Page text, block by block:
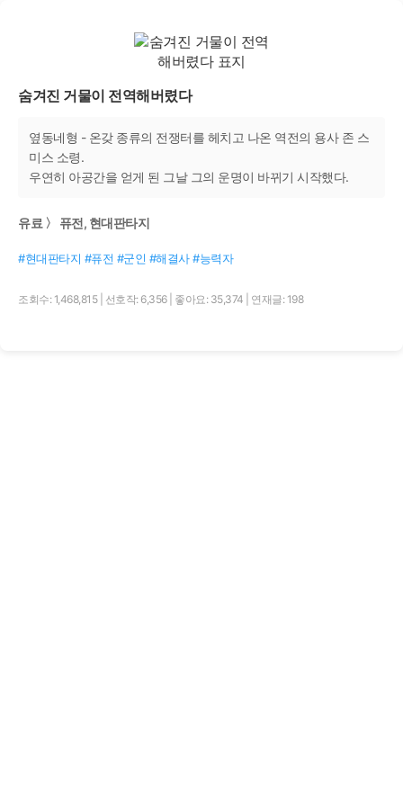
숨겨진 거물이 전역해버렸다
옆동네형 - 온갖 종류의 전쟁터를 헤치고 나온 역전의 용사 존 스
미스 소령.
우연히 아공간을 얻게 된 그날 그의 운명이 바뀌기 시작했다.
유료 〉 퓨전, 현대판타지
#현대판타지 #퓨전 #군인 #해결사 #능력자
조회수: 1,468,815 선호작: 6,356 좋아요: 35,374 연재글: 198